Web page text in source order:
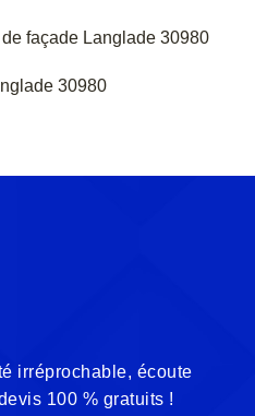
façade Langlade 30980
30980
irréprochable, écoute
100 % gratuits !